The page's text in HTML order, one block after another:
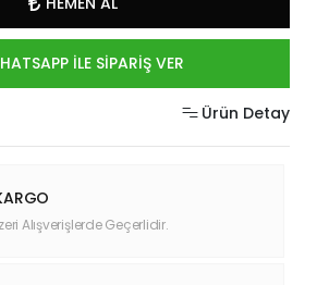
İLE SİPARİŞ VER
Ürün Detay
Alışverişlerde Geçerlidir.